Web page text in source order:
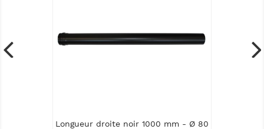
Longueur droite noir 1000 mm - Ø 80